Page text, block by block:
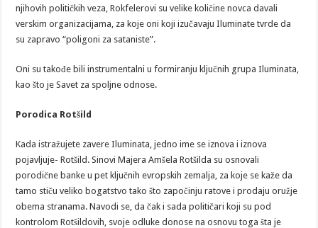
njihovih političkih veza, Rokfelerovi su velike količine novca davali
verskim organizacijama, za koje oni koji izučavaju Iluminate tvrde da
su zapravo “poligoni za sataniste”.
Oni su takođe bili instrumentalni u formiranju ključnih grupa Iluminata,
kao što je Savet za spoljne odnose.
Porodica Rotšild
Kada istražujete zavere Iluminata, jedno ime se iznova i iznova
pojavljuje- Rotšild. Sinovi Majera Amšela Rotšilda su osnovali
porodične banke u pet ključnih evropskih zemalja, za koje se kaže da
tamo stiču veliko bogatstvo tako što započinju ratove i prodaju oružje
obema stranama. Navodi se, da čak i sada političari koji su pod
kontrolom Rotšildovih, svoje odluke donose na osnovu toga šta je